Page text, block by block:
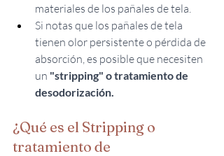
materiales de los pañales de tela.
Si notas que los pañales de tela
tienen olor persistente o pérdida de
absorción, es posible que necesiten
un "stripping" o tratamiento de
desodorización.
¿Qué es el Stripping o
tratamiento de